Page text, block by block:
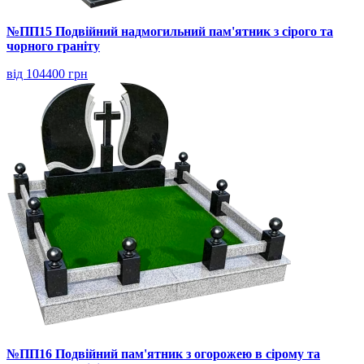
№ПП15 Подвійний надмогильний пам'ятник з сірого та
чорного граніту
від 104400 грн
№ПП16 Подвійний пам'ятник з огорожею в сірому та